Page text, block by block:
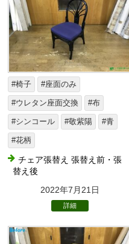
#椅子 #座面のみ
#ウレタン座面交換 #布
#シンコール #敬紫陽 #青
#花柄
チェア張替え 張替え前・張
替え後
2022年7月21日
詳細